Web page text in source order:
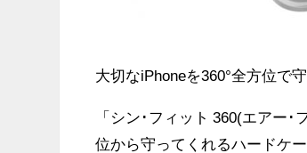
大切なiPhoneを360°全方位で
「シン･フィット 360(エアー
位から守ってくれるハードケ